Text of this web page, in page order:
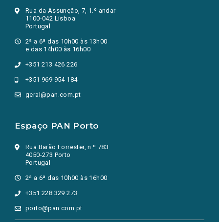
Rua da Assunção, 7, 1.º andar
1100-042 Lisboa
Portugal
2ª a 6ª das 10h00 às 13h00
e das 14h00 às 16h00
+351 213 426 226
+351 969 954 184
geral@pan.com.pt
Espaço PAN Porto
Rua Barão Forrester, n.º 783
4050-273 Porto
Portugal
2ª a 6ª das 10h00 às 16h00
+351 228 329 273
porto@pan.com.pt